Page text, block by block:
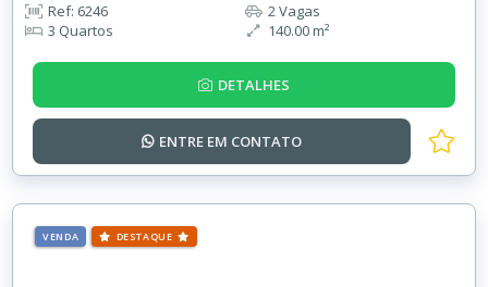
Ref: 6246
3 Quartos
2 Vagas
140.00 m²
DETALHES
ENTRE EM CONTATO
VENDA DESTAQUE